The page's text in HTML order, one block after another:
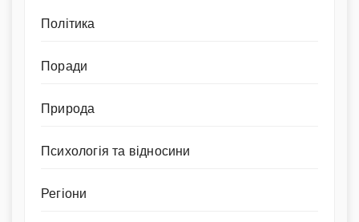
Політика
Поради
Природа
Психологія та відносини
Регіони